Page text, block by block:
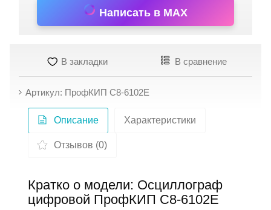
Написать в MAX
В закладки В сравнение
Артикул: ПрофКИП С8-6102Е
Описание Характеристики
Отзывов (0)
Кратко о модели: Осциллограф
цифровой ПрофКИП С8-6102Е